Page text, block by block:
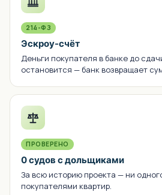
214-ФЗ
Эскроу-счёт
Деньги покупателя в банке до
остановится — банк возвращает
ПРОВЕРЕНО
0 судов с дольщиками
За всю историю проекта — ни
покупателями квартир.